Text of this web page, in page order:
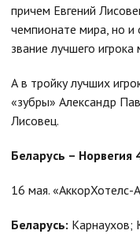
причем Евгений
чемпионате мира, но и
звание лучшего игрока
А в тройку лучших
«зубры» Александр
Лисовец.
Беларусь – Норвегия
16 мая.
Беларусь: Карнаухов;